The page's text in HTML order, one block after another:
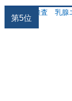
第5位